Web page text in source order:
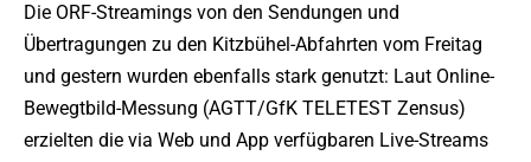
Die ORF-Streamings von den Sendungen und
Übertragungen zu den Kitzbühel-Abfahrten vom Freitag
und gestern wurden ebenfalls stark genutzt: Laut Online-
Bewegtbild-Messung (AGTT/GfK TELETEST Zensus)
erzielten die via Web und App verfügbaren Live-Streams